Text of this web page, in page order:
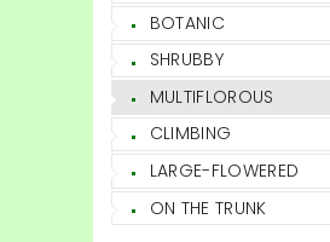
BOTANIC
SHRUBBY
MULTIFLOROUS
CLIMBING
LARGE-FLOWERED
ON THE TRUNK